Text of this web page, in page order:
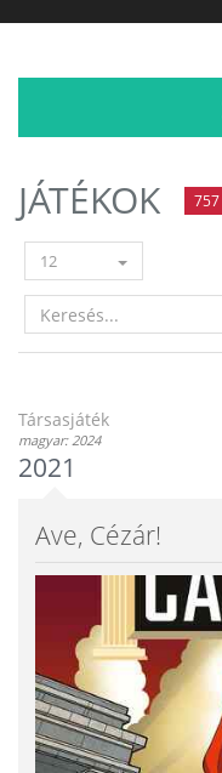
JÁTÉKOK 757
12
Társasjáték
magyar: 2024
2021
Ave, Cézár!